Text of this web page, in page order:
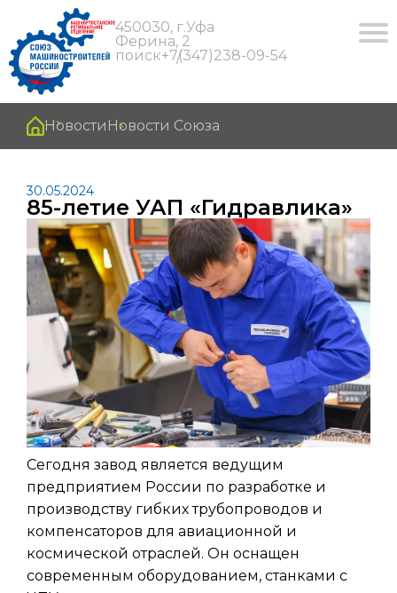
450030, г.Уфа
Ферина, 2
поиск+7(347)238-09-54
Новости Новости Союза
30.05.2024
85-летие УАП «Гидравлика»
Сегодня завод является ведущим
предприятием России по разработке и
производству гибких трубопроводов и
компенсаторов для авиационной и
космической отраслей. Он оснащен
современным оборудованием, станками с